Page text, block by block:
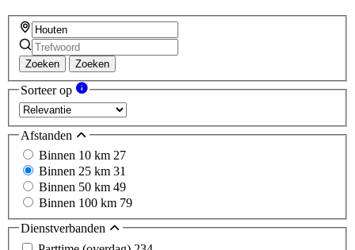
Zoeken Zoeken
Sorteer op
Afstanden
Binnen 10 km 27
Binnen 25 km 31
Binnen 50 km 49
Binnen 100 km 79
Dienstverbanden